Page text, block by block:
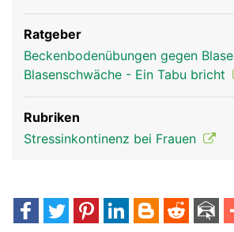
Ratgeber
Beckenbodenübungen gegen
Blasenschwäche - Ein Tabu bricht
Rubriken
Stressinkontinenz bei Frauen